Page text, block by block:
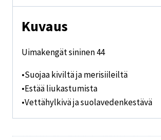
Kuvaus
Uimakengät sininen 44
•Suojaa kiviltä ja merisiileiltä
•Estää liukastumista
•Vettähylkivä ja suolavedenkestävä